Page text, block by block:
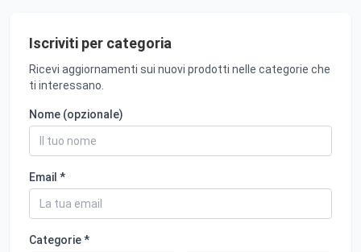
Iscriviti per categoria
Ricevi aggiornamenti sui nuovi prodotti nelle categorie che
ti interessano.
Nome (opzionale)
Email *
Categorie *